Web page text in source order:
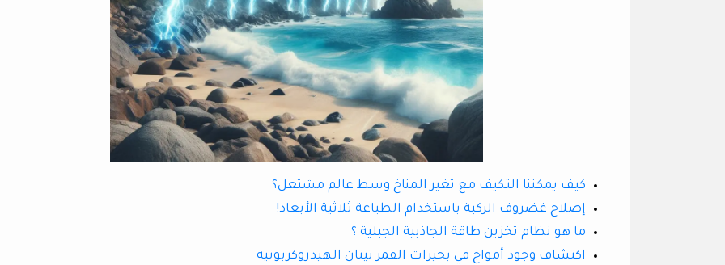
كيف يمكننا التكيف مع تغير المناخ وسط عالم مشتعل؟
إصلاح غضروف الركبة باستخدام الطباعة ثلاثية الأبعاد!
ما هو نظام تخزين طاقة الجاذبية الجبلية ؟
اكتشاف وجود أمواج في بحيرات القمر تيتان الهيدروكربونية